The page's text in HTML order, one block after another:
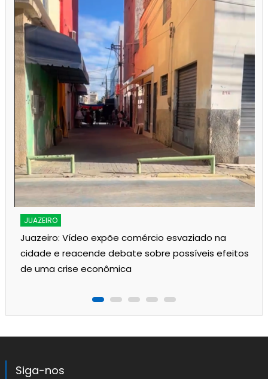
JUAZEIRO
Juazeiro: Vídeo expõe comércio esvaziado na
cidade e reacende debate sobre possíveis efeitos
de uma crise econômica
Siga-nos